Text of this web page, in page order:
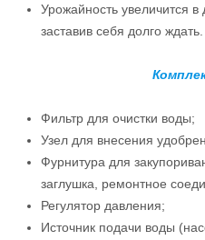
Урожайность увеличится
заставив себя долго ждать.
Фильтр для очистки воды;
Узел для внесения
Фурнитура для
заглушка, ремонтное
Регулятор давления;
Источник подачи воды